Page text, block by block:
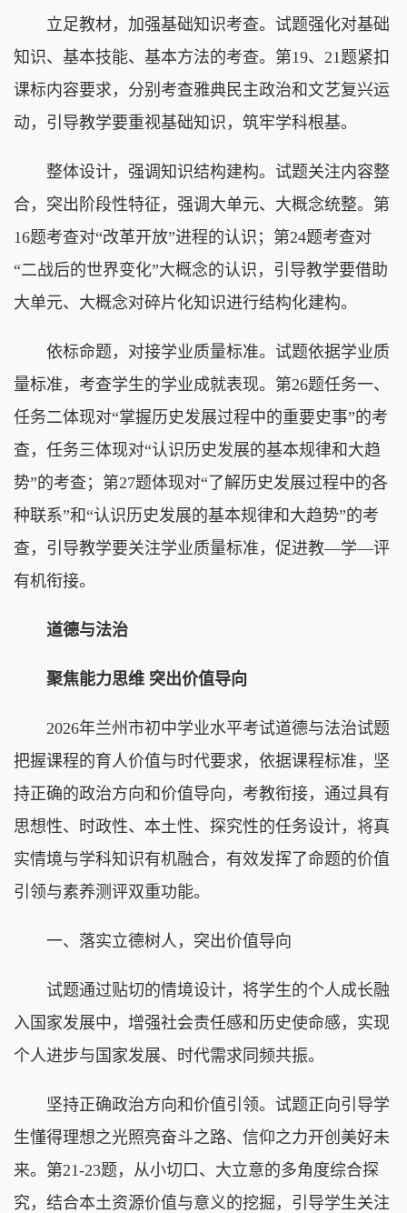
立足教材，加强基础知识考查。试题强化对基础
知识、基本技能、基本方法的考查。第19、21题紧扣
课标内容要求，分别考查雅典民主政治和文艺复兴运
动，引导教学要重视基础知识，筑牢学科根基。
整体设计，强调知识结构建构。试题关注内容整
合，突出阶段性特征，强调大单元、大概念统整。第
16题考查对“改革开放”进程的认识；第24题考查对
“二战后的世界变化”大概念的认识，引导教学要借助
大单元、大概念对碎片化知识进行结构化建构。
依标命题，对接学业质量标准。试题依据学业质
量标准，考查学生的学业成就表现。第26题任务一、
任务二体现对“掌握历史发展过程中的重要史事”的考
查，任务三体现对“认识历史发展的基本规律和大趋
势”的考查；第27题体现对“了解历史发展过程中的各
种联系”和“认识历史发展的基本规律和大趋势”的考
查，引导教学要关注学业质量标准，促进教—学—评
有机衔接。
道德与法治
聚焦能力思维 突出价值导向
2026年兰州市初中学业水平考试道德与法治试题
把握课程的育人价值与时代要求，依据课程标准，坚
持正确的政治方向和价值导向，考教衔接，通过具有
思想性、时政性、本土性、探究性的任务设计，将真
实情境与学科知识有机融合，有效发挥了命题的价值
引领与素养测评双重功能。
一、落实立德树人，突出价值导向
试题通过贴切的情境设计，将学生的个人成长融
入国家发展中，增强社会责任感和历史使命感，实现
个人进步与国家发展、时代需求同频共振。
坚持正确政治方向和价值引领。试题正向引导学
生懂得理想之光照亮奋斗之路、信仰之力开创美好未
来。第21-23题，从小切口、大立意的多角度综合探
究，结合本土资源价值与意义的挖掘，引导学生关注